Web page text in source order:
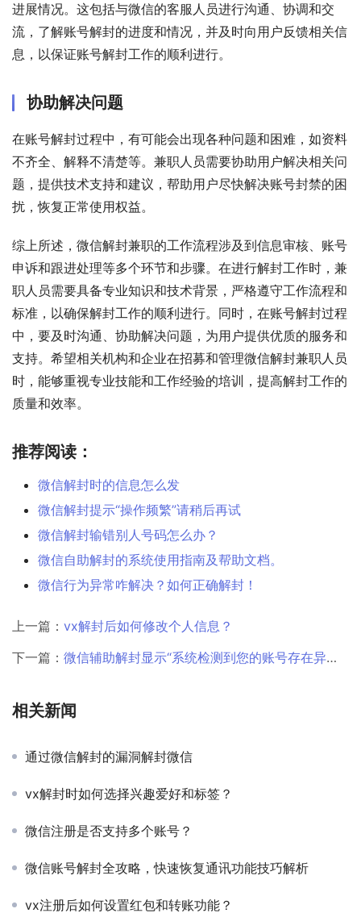
进展情况。这包括与微信的客服人员进行沟通、协调和交
流，了解账号解封的进度和情况，并及时向用户反馈相关信
息，以保证账号解封工作的顺利进行。
协助解决问题
在账号解封过程中，有可能会出现各种问题和困难，如资料
不齐全、解释不清楚等。兼职人员需要协助用户解决相关问
题，提供技术支持和建议，帮助用户尽快解决账号封禁的困
扰，恢复正常使用权益。
综上所述，微信解封兼职的工作流程涉及到信息审核、账号
申诉和跟进处理等多个环节和步骤。在进行解封工作时，兼
职人员需要具备专业知识和技术背景，严格遵守工作流程和
标准，以确保解封工作的顺利进行。同时，在账号解封过程
中，要及时沟通、协助解决问题，为用户提供优质的服务和
支持。希望相关机构和企业在招募和管理微信解封兼职人员
时，能够重视专业技能和工作经验的培训，提高解封工作的
质量和效率。
推荐阅读：
微信解封时的信息怎么发
微信解封提示“操作频繁”请稍后再试
微信解封输错别人号码怎么办？
微信自助解封的系统使用指南及帮助文档。
微信行为异常咋解决？如何正确解封！
上一篇： vx解封后如何修改个人信息？
下一篇： 微信辅助解封显示“系统检测到您的账号存在异常操作，请更换设备登录”如何处理？
相关新闻
通过微信解封的漏洞解封微信
vx解封时如何选择兴趣爱好和标签？
微信注册是否支持多个账号？
微信账号解封全攻略，快速恢复通讯功能技巧解析
vx注册后如何设置红包和转账功能？